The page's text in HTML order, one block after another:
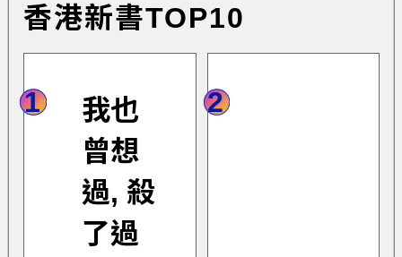
香港新書TOP10
1
我也
曾想
過, 殺
了過
2